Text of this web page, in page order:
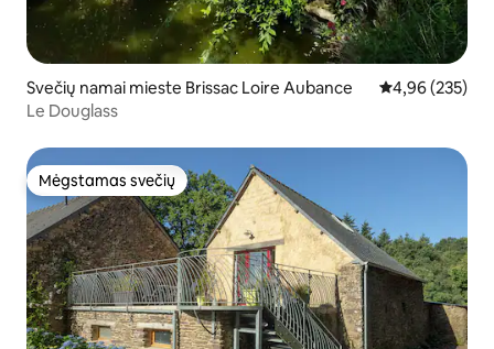
Svečių namai mieste Brissac Loire Aubance Vidutinis
4,96 (235)
Le Douglass
Mėgstamas svečių
Mėgstamas svečių